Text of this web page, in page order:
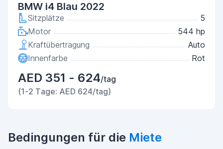
BMW i4 Blau 2022
Sitzplätze
5
Motor
544 hp
Kraftübertragung
Auto
Innenfarbe
Rot
AED 351 - 624/tag
(1-2 Tage: AED 624/tag)
Bedingungen für die Miete